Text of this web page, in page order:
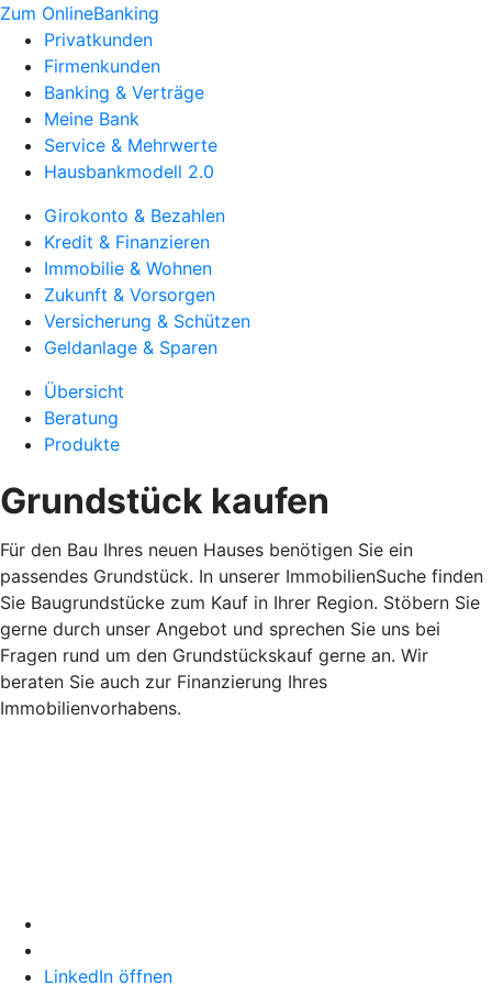
Zum OnlineBanking
Privatkunden
Firmenkunden
Banking & Verträge
Meine Bank
Service & Mehrwerte
Hausbankmodell 2.0
Girokonto & Bezahlen
Kredit & Finanzieren
Immobilie & Wohnen
Zukunft & Vorsorgen
Versicherung & Schützen
Geldanlage & Sparen
Übersicht
Beratung
Produkte
Grundstück kaufen
Für den Bau Ihres neuen Hauses benötigen Sie ein
passendes Grundstück. In unserer ImmobilienSuche finden
Sie Baugrundstücke zum Kauf in Ihrer Region. Stöbern Sie
gerne durch unser Angebot und sprechen Sie uns bei
Fragen rund um den Grundstückskauf gerne an. Wir
beraten Sie auch zur Finanzierung Ihres
Immobilienvorhabens.
LinkedIn öffnen